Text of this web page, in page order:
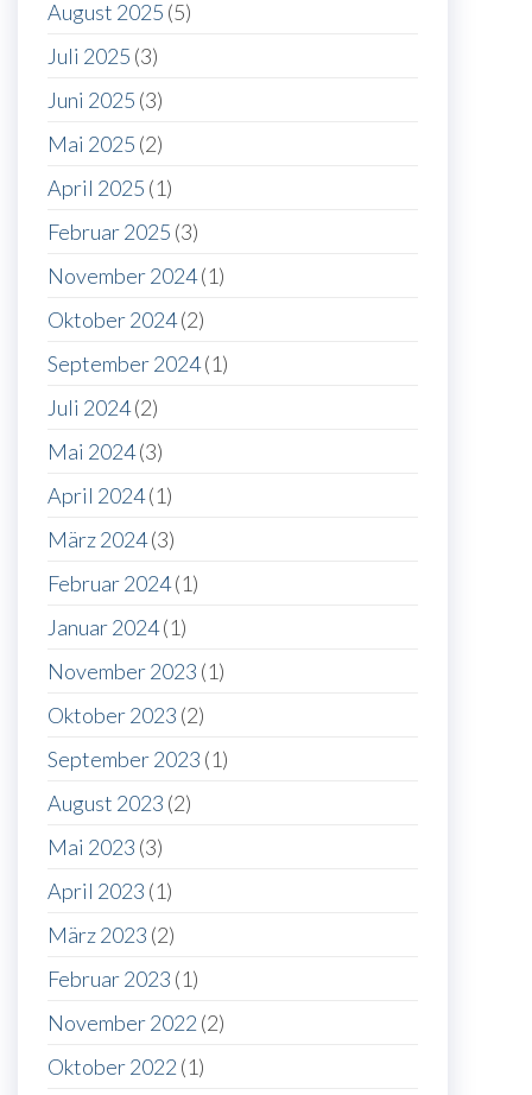
August 2025 (5)
Juli 2025 (3)
Juni 2025 (3)
Mai 2025 (2)
April 2025 (1)
Februar 2025 (3)
November 2024(1)
Oktober 2024(2)
September 2024(1)
Juli 2024(2)
Mai 2024(3)
April 2024(1)
März 2024(3)
Februar 2024(1)
Januar 2024(1)
November 2023 (1)
Oktober 2023 (2)
September 2023 (1)
August 2023 (2)
Mai 2023 (3)
April 2023 (1)
März 2023 (2)
Februar 2023 (1)
November 2022 (2)
Oktober 2022 (1)